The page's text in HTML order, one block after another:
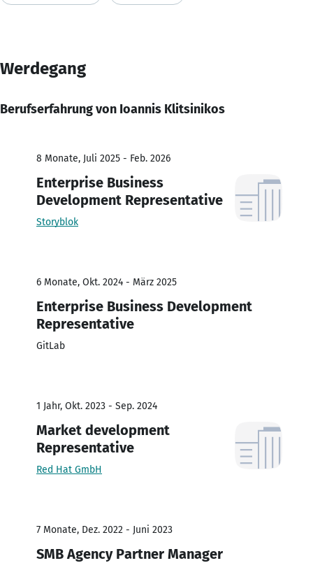
Werdegang
Berufserfahrung von Ioannis Klitsinikos
8 Monate, Juli 2025 - Feb. 2026
Enterprise Business
Development Representative
Storyblok
6 Monate, Okt. 2024 - März 2025
Enterprise Business Development
Representative
GitLab
1 Jahr, Okt. 2023 - Sep. 2024
Market development
Representative
Red Hat GmbH
7 Monate, Dez. 2022 - Juni 2023
SMB Agency Partner Manager